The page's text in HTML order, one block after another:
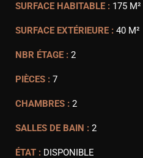
SURFACE HABITABLE : 175 M²
SURFACE EXTÉRIEURE : 40 M²
NBR ÉTAGE : 2
PIÈCES : 7
CHAMBRES : 2
SALLES DE BAIN : 2
ÉTAT : DISPONIBLE